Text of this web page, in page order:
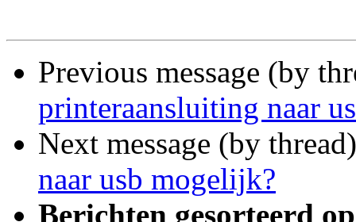
Previous message (by
printeraansluiting naar
Next message (by
naar usb mogelijk?
Berichten gesorteerd